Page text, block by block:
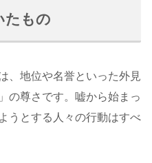
たもの
、地位や名誉といった外見
の尊さです。嘘から始まっ
うとする人々の行動はすべ